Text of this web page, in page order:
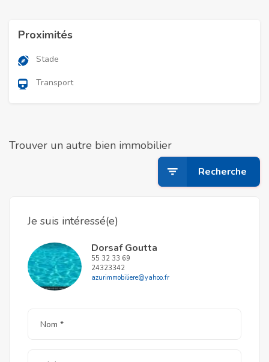
Proximités
Stade
Transport
Trouver un autre bien immobilier
Recherche
Je suis intéressé(e)
Dorsaf Goutta
55 32 33 69
24323342
azurimmobiliere@yahoo.fr